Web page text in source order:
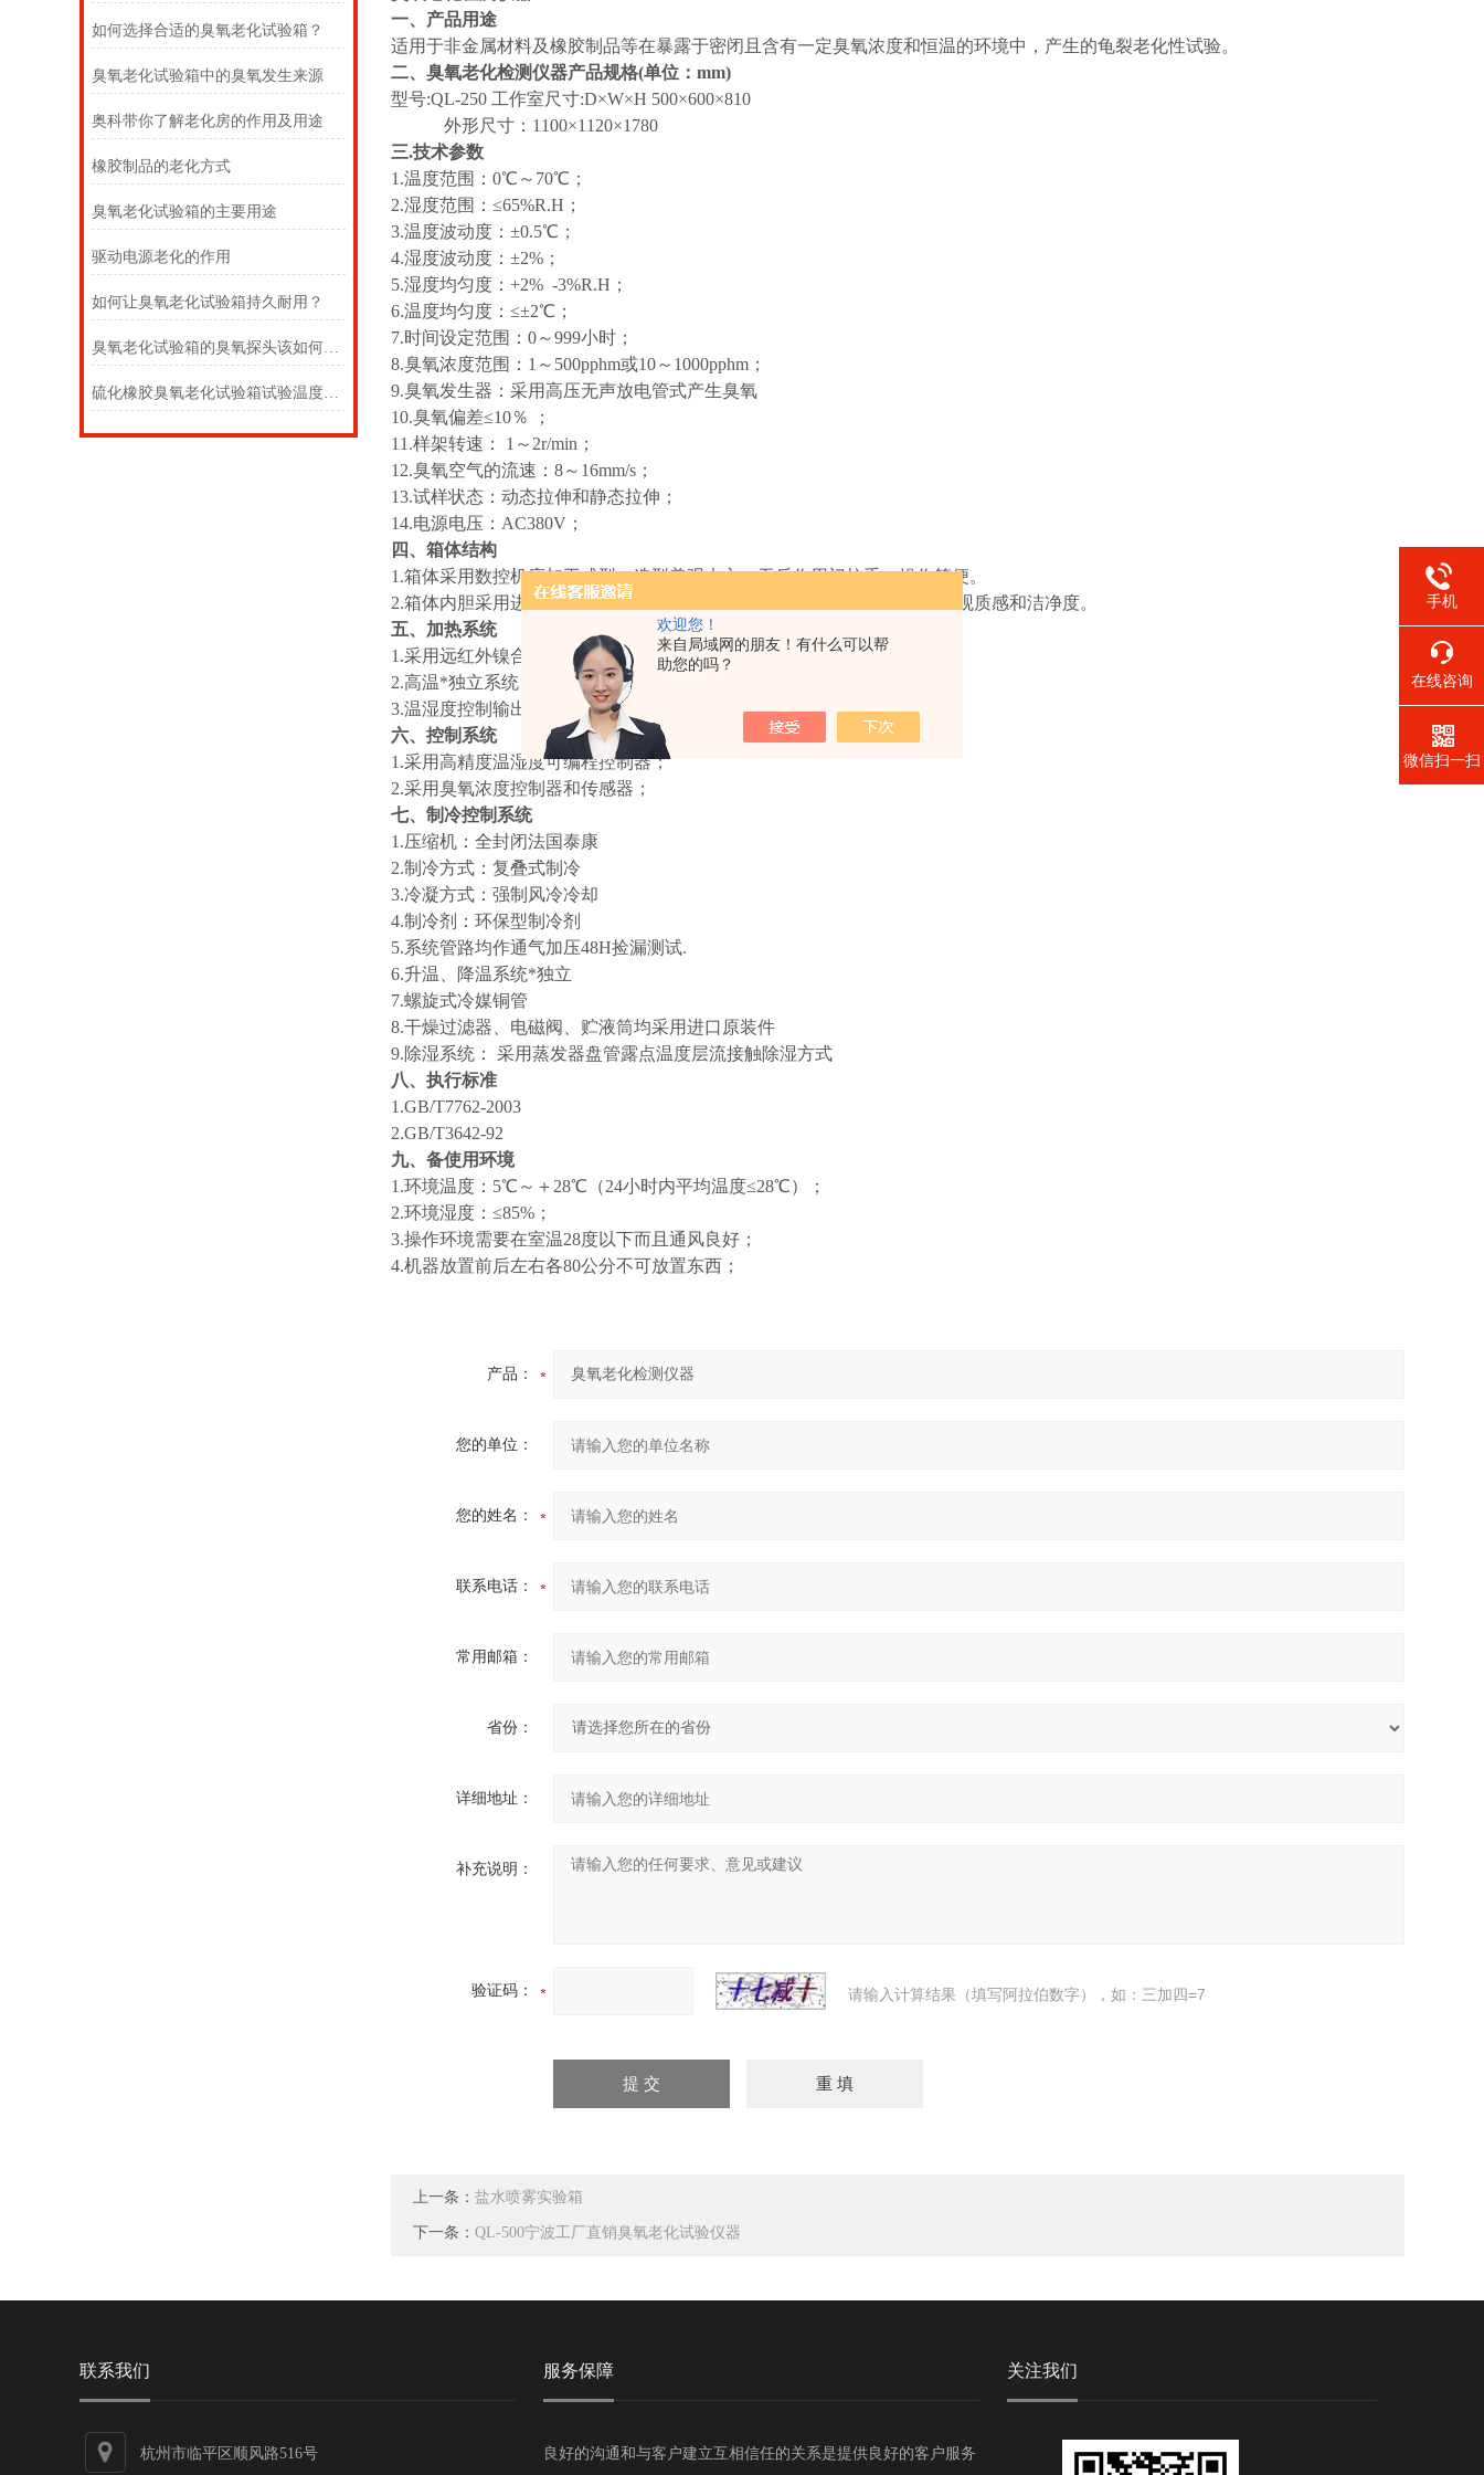
欢迎您！
来自局域网的朋友！有什么可以帮
助您的吗？
如何选择合适的臭氧老化试验箱？
臭氧老化试验箱中的臭氧发生来源
奥科带你了解老化房的作用及用途
橡胶制品的老化方式
臭氧老化试验箱的主要用途
驱动电源老化的作用
如何让臭氧老化试验箱持久耐用？
臭氧老化试验箱的臭氧探头该如何选择
硫化橡胶臭氧老化试验箱试验温度的选择
一、产品用途
适用于非金属材料及橡胶制品等在暴露于密闭且含有一定臭氧浓度和恒温的环境中，产生的龟裂老化性试验。
二、臭氧老化检测仪器产品规格(单位：mm)
型号:QL-250 工作室尺寸:D×W×H 500×600×810
外形尺寸：1100×1120×1780
三.技术参数
1.温度范围：0℃～70℃；
2.湿度范围：≤65%R.H；
3.温度波动度：±0.5℃；
4.湿度波动度：±2%；
5.湿度均匀度：+2% -3%R.H；
6.温度均匀度：≤±2℃；
7.时间设定范围：0～999小时；
8.臭氧浓度范围：1～500pphm或10～1000pphm；
9.臭氧发生器：采用高压无声放电管式产生臭氧
10.臭氧偏差≤10％ ；
11.样架转速： 1～2r/min；
12.臭氧空气的流速：8～16mm/s；
13.试样状态：动态拉伸和静态拉伸；
14.电源电压：AC380V；
四、箱体结构
1.箱体采用数控机床加工成型，造型美观大方，无反作用门拉手，操作简便。
2.箱体内胆采用进口高级不锈钢板，箱体外胆采用A3钢板喷塑，增加了外观质感和洁净度。
五、加热系统
1.采用远红外镍合金高速加温电加热器；
2.高温*独立系统，不影响低温试验、高温试验及交变湿热；
3.温湿度控制输出功率均由微电脑演算，以达高精度控温控湿的效果；
六、控制系统
1.采用高精度温湿度可编程控制器；
2.采用臭氧浓度控制器和传感器；
七、制冷控制系统
1.压缩机：全封闭法国泰康
2.制冷方式：复叠式制冷
3.冷凝方式：强制风冷冷却
4.制冷剂：环保型制冷剂
5.系统管路均作通气加压48H捡漏测试.
6.升温、降温系统*独立
7.螺旋式冷媒铜管
8.干燥过滤器、电磁阀、贮液筒均采用进口原装件
9.除湿系统： 采用蒸发器盘管露点温度层流接触除湿方式
八、执行标准
1.GB/T7762-2003
2.GB/T3642-92
九、备使用环境
1.环境温度：5℃～＋28℃（24小时内平均温度≤28℃）；
2.环境湿度：≤85%；
3.操作环境需要在室温28度以下而且通风良好；
4.机器放置前后左右各80公分不可放置东西；
产品：
您的单位：
您的姓名：
联系电话：
常用邮箱：
省份：
详细地址：
补充说明：
验证码： 请输入计算结果（填写阿拉伯数字），如：三加四=7
上一条： 盐水喷雾实验箱
下一条： QL-500宁波工厂直销臭氧老化试验仪器
联系我们
杭州市临平区顺风路516号
服务保障
良好的沟通和与客户建立互相信任的关系是提供良好的客户服务
关注我们
手机
在线咨询
微信扫一扫